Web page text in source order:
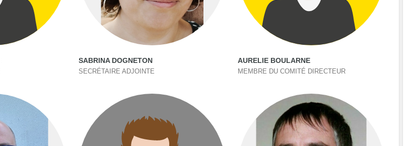
SABRINA DOGNETON
SECRÉTAIRE ADJOINTE
AURELIE BOULARNE
MEMBRE DU COMITÉ DIRECTEUR